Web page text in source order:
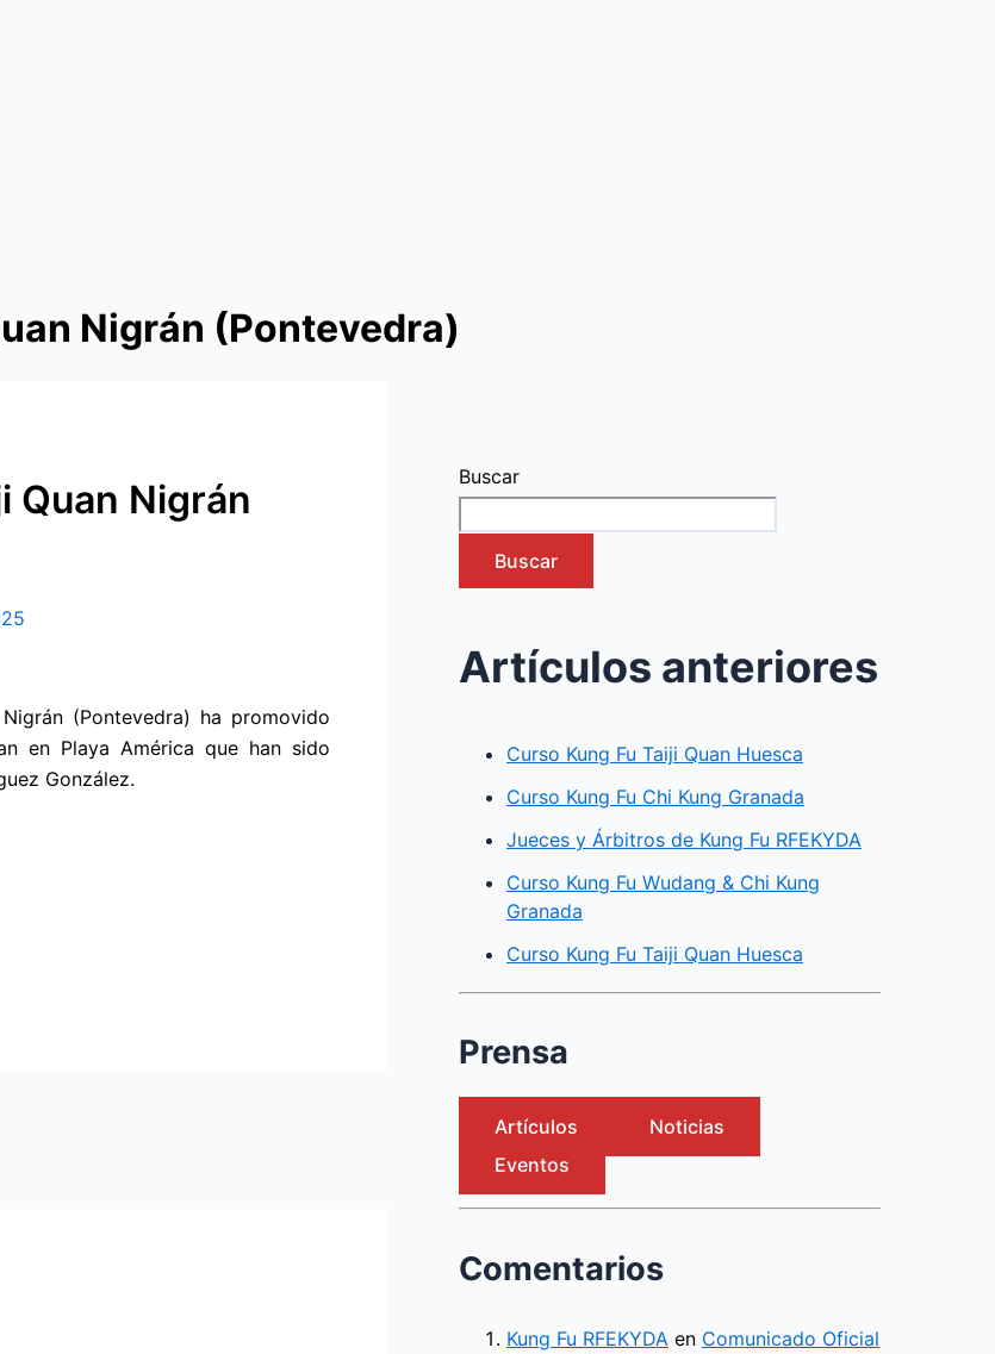
Nigrán (Pontevedra)
Quan Nigrán
(Pontevedra) ha promovido
en Playa América que han sido
González.
Buscar
Buscar
Artículos anteriores
Curso Kung Fu Taiji Quan Huesca
Curso Kung Fu Chi Kung Granada
Jueces y Árbitros de Kung Fu RFEKYDA
Curso Kung Fu Wudang & Chi Kung
Granada
Curso Kung Fu Taiji Quan Huesca
Prensa
Artículos
Noticias
Eventos
Comentarios
Kung Fu RFEKYDA en Comunicado Oficial